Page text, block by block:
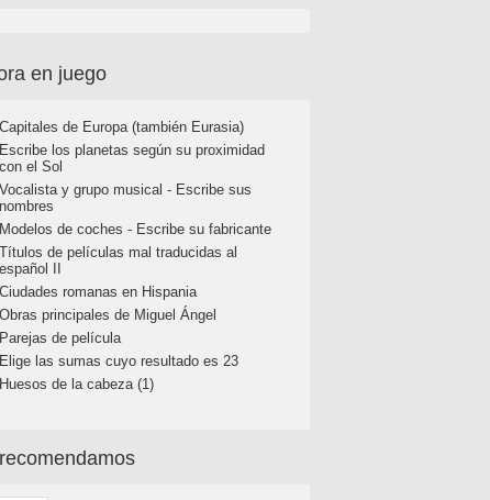
en juego
Capitales de Europa (también Eurasia)
Escribe los planetas según su proximidad
con el Sol
Vocalista y grupo musical - Escribe sus
nombres
Modelos de coches - Escribe su fabricante
Títulos de películas mal traducidas al
español II
Ciudades romanas en Hispania
Obras principales de Miguel Ángel
Parejas de película
Elige las sumas cuyo resultado es 23
Huesos de la cabeza (1)